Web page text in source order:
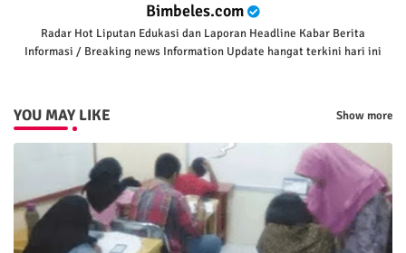
Bimbeles.com
Radar Hot Liputan Edukasi dan Laporan Headline Kabar Berita
Informasi / Breaking news Information Update hangat terkini hari ini
YOU MAY LIKE Show more